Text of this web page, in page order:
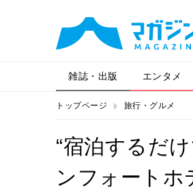
雑誌・出版 エンタメ
トップページ 旅行・グルメ
“宿泊するだ
ンフォートホ